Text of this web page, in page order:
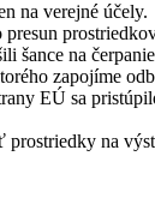
na verejné účely.
na
zapojíme
EÚ sa
prostriedky na